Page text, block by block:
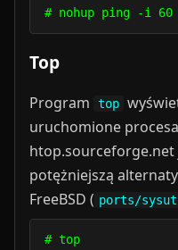
Top
Program top
uruchomione
htop.sourceforge.net
potężniejszą
FreeBSD ( ports/
# top